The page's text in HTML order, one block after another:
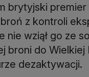
brytyjski premier
broń z kontroli
nie wziął go ze
broni do Wielkiej
dezaktywacji.